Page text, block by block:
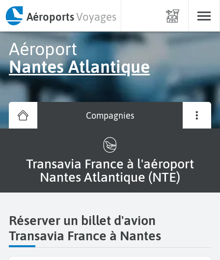
AéroportsVoyages
Aéroport
Nantes Atlantique
Compagnies
Transavia France à l'aéroport
Nantes Atlantique (NTE)
Réserver un billet d'avion
Transavia France à Nantes